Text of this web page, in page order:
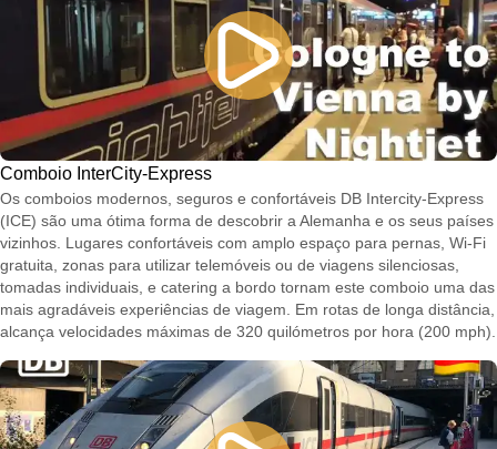
Comboio InterCity-Express
Os comboios modernos, seguros e confortáveis DB Intercity-Express
(ICE) são uma ótima forma de descobrir a Alemanha e os seus países
vizinhos. Lugares confortáveis com amplo espaço para pernas, Wi-Fi
gratuita, zonas para utilizar telemóveis ou de viagens silenciosas,
tomadas individuais, e catering a bordo tornam este comboio uma das
mais agradáveis experiências de viagem. Em rotas de longa distância,
alcança velocidades máximas de 320 quilómetros por hora (200 mph).